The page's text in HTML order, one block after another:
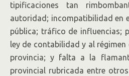
tipificaciones tan
autoridad; incompatibilidad en
pública; tráfico de influencias;
ley de contabilidad y al
provincia; y falta a la
provincial rubricada entre